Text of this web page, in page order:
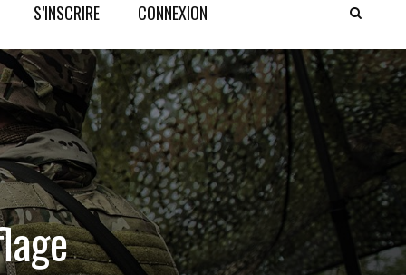
S’INSCRIRE CONNEXION